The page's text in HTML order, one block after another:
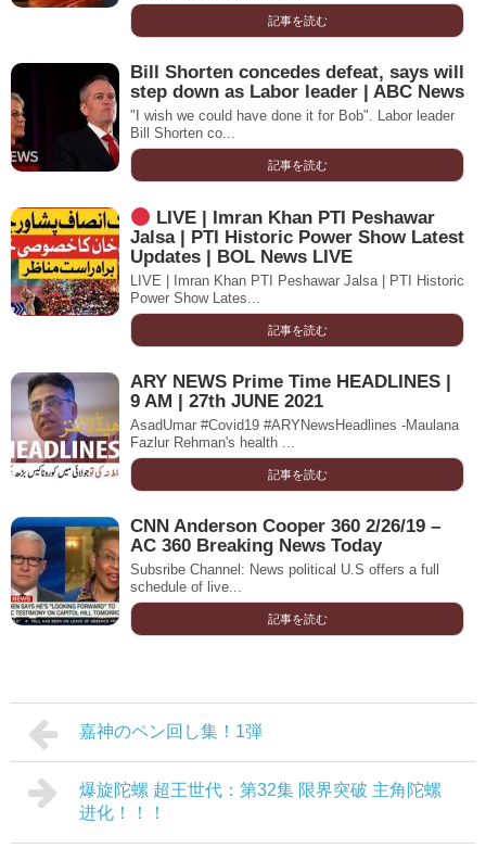
記事を読む
Bill Shorten concedes defeat, says will
step down as Labor leader | ABC News
"I wish we could have done it for Bob". Labor leader
Bill Shorten co...
記事を読む
LIVE | Imran Khan PTI Peshawar
Jalsa | PTI Historic Power Show Latest
Updates | BOL News LIVE
LIVE | Imran Khan PTI Peshawar Jalsa | PTI Historic
Power Show Lates...
記事を読む
ARY NEWS Prime Time HEADLINES |
9 AM | 27th JUNE 2021
AsadUmar #Covid19 #ARYNewsHeadlines -Maulana
Fazlur Rehman's health ...
記事を読む
CNN Anderson Cooper 360 2/26/19 –
AC 360 Breaking News Today
Subsribe Channel: News political U.S offers a full
schedule of live...
記事を読む
嘉神のペン回し集！1弾
爆旋陀螺 超王世代：第32集 限界突破 主角陀螺
进化！！！